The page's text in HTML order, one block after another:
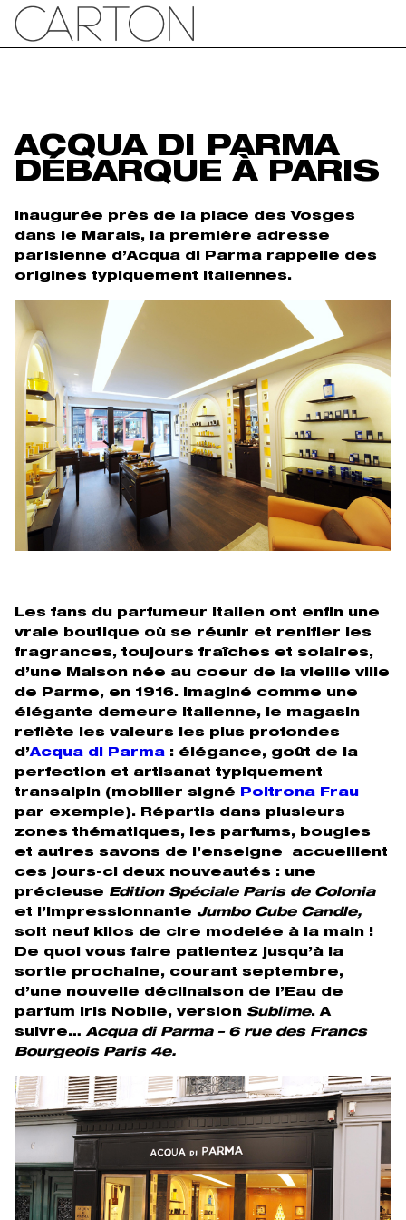
ACQUA DI PARMA
DÉBARQUE À PARIS
Inaugurée près de la place des Vosges
dans le Marais, la première adresse
parisienne d’Acqua di Parma rappelle des
origines typiquement italiennes.
Les fans du parfumeur italien ont enfin une
vraie boutique où se réunir et renifler les
fragrances, toujours fraîches et solaires,
d’une Maison née au coeur de la vieille ville
de Parme, en 1916. Imaginé comme une
élégante demeure italienne, le magasin
reflète les valeurs les plus profondes
d’Acqua di Parma : élégance, goût de la
perfection et artisanat typiquement
transalpin (mobilier signé Poltrona Frau
par exemple). Répartis dans plusieurs
zones thématiques, les parfums, bougies
et autres savons de l’enseigne accueillent
ces jours-ci deux nouveautés : une
précieuse Edition Spéciale Paris de Colonia
et l’impressionnante Jumbo Cube Candle,
soit neuf kilos de cire modelée à la main !
De quoi vous faire patientez jusqu’à la
sortie prochaine, courant septembre,
d’une nouvelle déclinaison de l’Eau de
parfum Iris Nobile, version Sublime. A
suivre…Acqua di Parma – 6 rue des Francs
Bourgeois Paris 4e.